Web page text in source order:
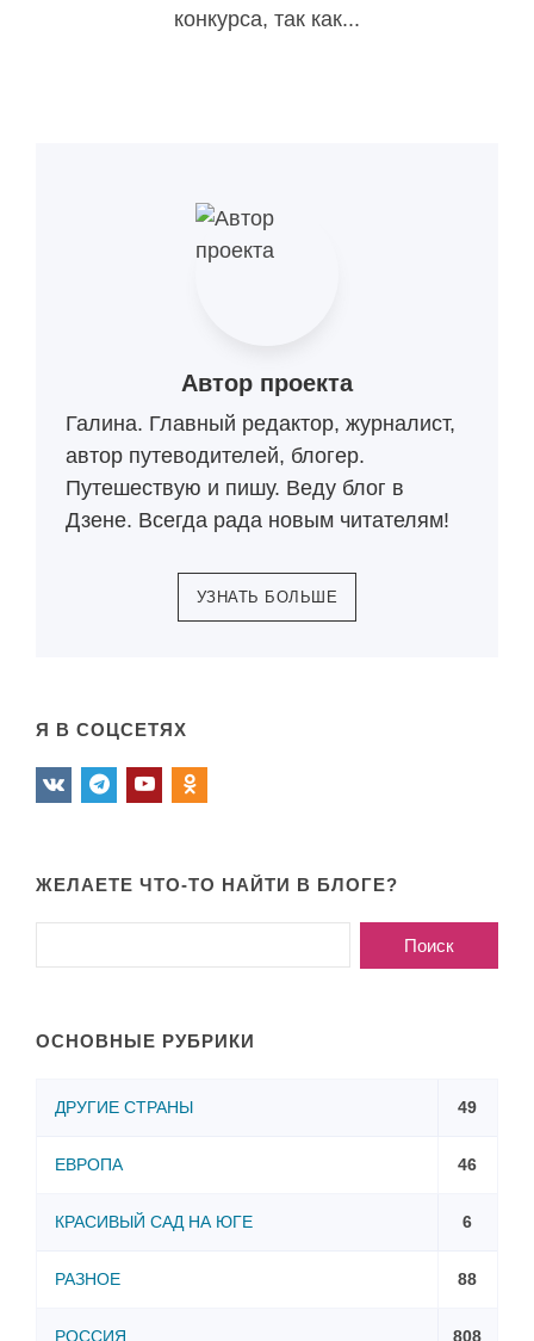
конкурса, так как...
Автор проекта
Галина. Главный редактор, журналист,
автор путеводителей, блогер.
Путешествую и пишу. Веду блог в
Дзене. Всегда рада новым читателям!
УЗНАТЬ БОЛЬШЕ
Я В СОЦСЕТЯХ
ЖЕЛАЕТЕ ЧТО-ТО НАЙТИ В БЛОГЕ?
ОСНОВНЫЕ РУБРИКИ
ДРУГИЕ СТРАНЫ 49
ЕВРОПА 46
КРАСИВЫЙ САД НА ЮГЕ 6
РАЗНОЕ 88
РОССИЯ 808